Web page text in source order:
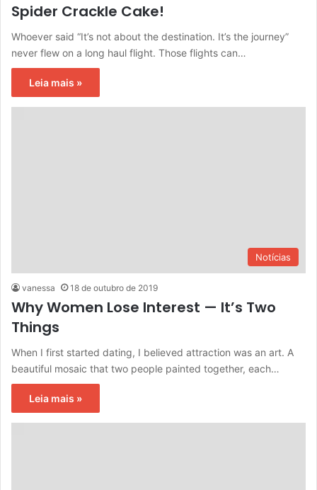
Spider Crackle Cake!
Whoever said “It’s not about the destination. It’s the journey”
never flew on a long haul flight. Those flights can…
Leia mais »
Notícias
vanessa 18 de outubro de 2019
Why Women Lose Interest — It’s Two
Things
When I first started dating, I believed attraction was an art. A
beautiful mosaic that two people painted together, each…
Leia mais »